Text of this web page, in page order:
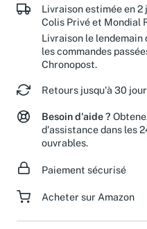
Livraison estimée en 2
Colis Privé et Mondial
Livraison le lendemain
les commandes
Chronopost.
Retours jusqu'à 30
Besoin d'aide ?
d'assistance dans les